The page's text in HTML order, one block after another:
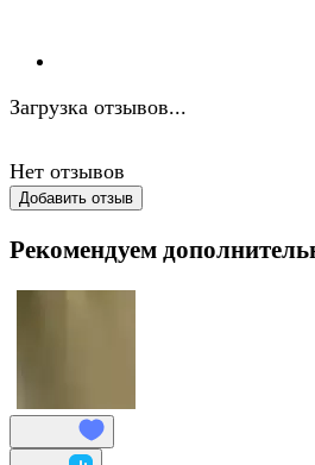
Загрузка отзывов...
Нет отзывов
Добавить отзыв
Рекомендуем